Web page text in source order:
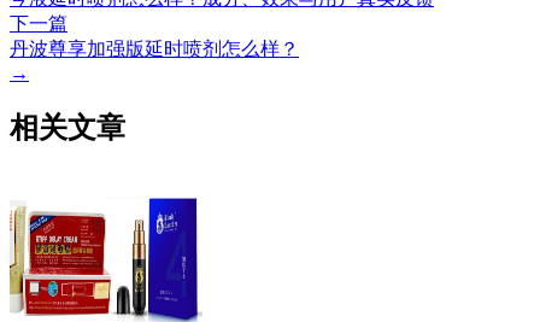
下一篇
丹波尊享加强版延时喷剂怎么样？
→
相关文章